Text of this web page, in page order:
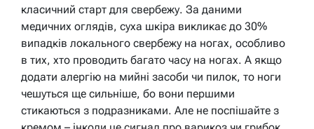
класичний старт для свербежу. За даними
медичних оглядів, суха шкіра викликає до 30%
випадків локального свербежу на ногах, особливо
в тих, хто проводить багато часу на ногах. А якщо
додати алергію на мийні засоби чи пилок, то ноги
чешуться ще сильніше, бо вони першими
стикаються з подразниками. Але не поспішайте з